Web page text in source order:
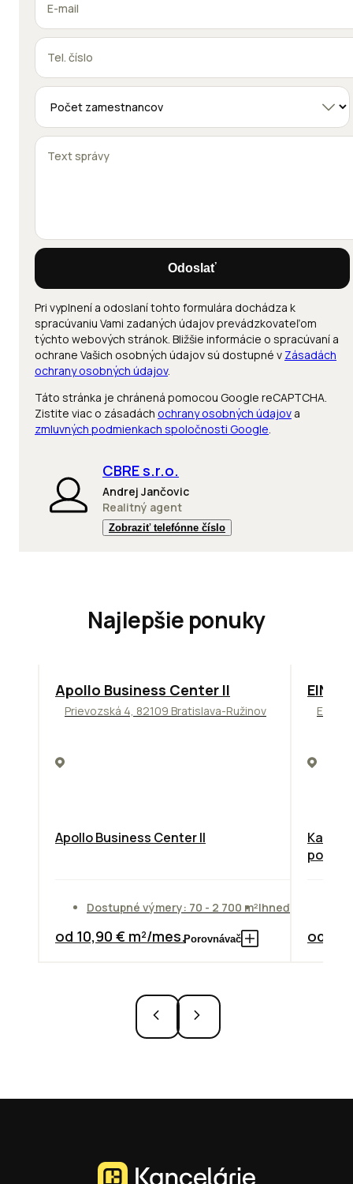
Odoslať
Pri vyplnení a odoslaní tohto formulára dochádza k
spracúvaniu Vami zadaných údajov prevádzkovateľom
týchto webových stránok. Bližšie informácie o spracúvaní a
ochrane Vašich osobných údajov sú dostupné v Zásadách
ochrany osobných údajov.
Táto stránka je chránená pomocou Google reCAPTCHA.
Zistite viac o zásadách ochrany osobných údajov a
zmluvných podmienkach spoločnosti Google.
CBRE s.r.o.
Andrej Jančovic
Realitný agent
Zobraziť telefónne číslo
Najlepšie ponuky
TOP NOVINKA ODPORÚČAME
Apollo Business Center II
Prievozská 4, 82109 Bratislava-Ružinov
Apollo Business Center II
Dostupné výmery: 70 - 2 700 m²Ihneď
od 10,90 € m²/mes.Porovnávač
TOP
od